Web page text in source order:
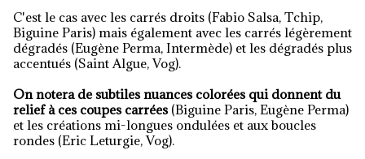
C'est le cas avec les carrés droits (Fabio Salsa, Tchip,
Biguine Paris) mais également avec les carrés légèrement
dégradés (Eugène Perma, Intermède) et les dégradés plus
accentués (Saint Algue, Vog).
On notera de subtiles nuances colorées qui donnent du
relief à ces coupes carrées(Biguine Paris, Eugène Perma)
et les créations mi-longues ondulées et aux boucles
rondes (Eric Leturgie, Vog).